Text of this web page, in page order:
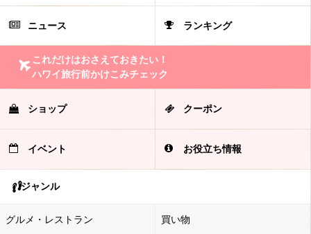
ニュース ランキング
これだけはおさえておきたい！
ハワイ旅行前かけこみチェック
ショップ クーポン
イベント お役立ち情報
ジャンル
グルメ・レストラン 買い物